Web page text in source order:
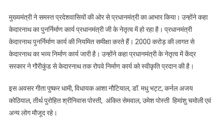
मुख्यमंत्री ने समस्त प्रदेशवासियों की ओर से प्रधानमंत्री का आभार किया। उन्होंने कहा
केदारनाथ का पुनर्निर्माण कार्य प्रधानमंत्री जी के नेतृत्व में हो रहा है। प्रधानमंत्री
केदारनाथ पुनर्निर्माण कार्य की नियमित समीक्षा करते हैं। 2000 करोड़ की लागत से
केदारनाथ का भव्य निर्माण कार्य जारी है। उन्होंने कहा प्रधानमंत्री के नेतृत्व में केंद्र
सरकार ने गौरीकुंड से केदारनाथ तक रोपवे निर्माण कार्य को स्वीकृति प्रदान की है।
इस अवसर गीता पुष्कर धामी, विधायक आशा नौटियाल, डॉ. मधु भट्ट, कर्नल अजय
कोठियाल, तीर्थ पुरोहित श्रीनिवास पोस्ती, अंकित सेमवाल, उमेश पोस्ती हिमांशु चमोली एवं
अन्य लोग मौजूद रहे।